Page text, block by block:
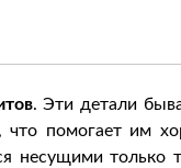
. Эти детали
что помогает им
несущими только